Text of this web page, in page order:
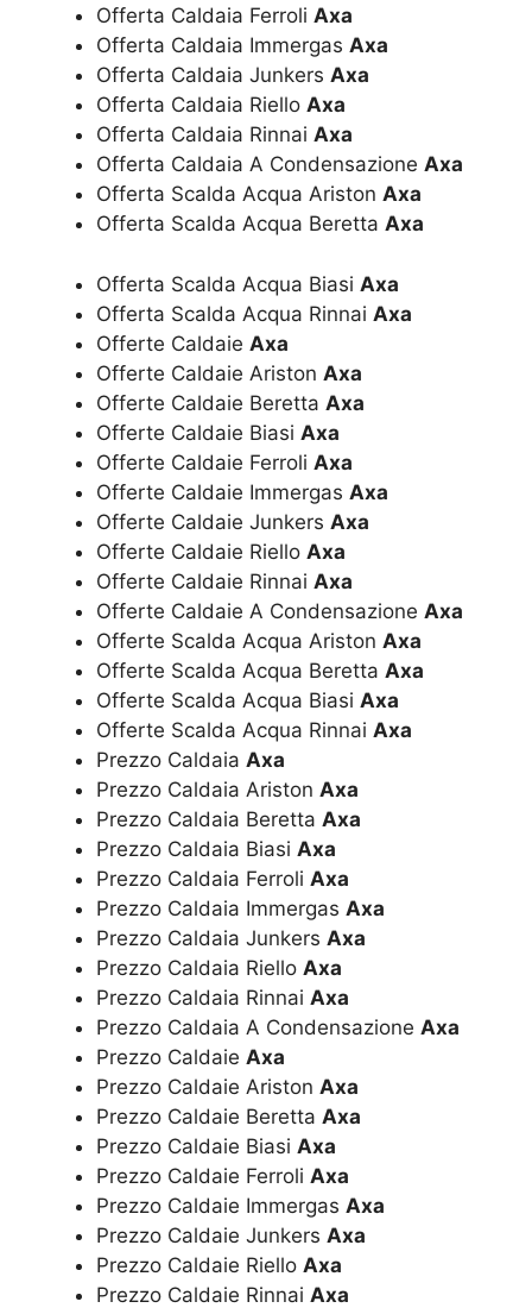
Offerta Caldaia Ferroli Axa
Offerta Caldaia Immergas Axa
Offerta Caldaia Junkers Axa
Offerta Caldaia Riello Axa
Offerta Caldaia Rinnai Axa
Offerta Caldaia A Condensazione Axa
Offerta Scalda Acqua Ariston Axa
Offerta Scalda Acqua Beretta Axa
Offerta Scalda Acqua Biasi Axa
Offerta Scalda Acqua Rinnai Axa
Offerte Caldaie Axa
Offerte Caldaie Ariston Axa
Offerte Caldaie Beretta Axa
Offerte Caldaie Biasi Axa
Offerte Caldaie Ferroli Axa
Offerte Caldaie Immergas Axa
Offerte Caldaie Junkers Axa
Offerte Caldaie Riello Axa
Offerte Caldaie Rinnai Axa
Offerte Caldaie A Condensazione Axa
Offerte Scalda Acqua Ariston Axa
Offerte Scalda Acqua Beretta Axa
Offerte Scalda Acqua Biasi Axa
Offerte Scalda Acqua Rinnai Axa
Prezzo Caldaia Axa
Prezzo Caldaia Ariston Axa
Prezzo Caldaia Beretta Axa
Prezzo Caldaia Biasi Axa
Prezzo Caldaia Ferroli Axa
Prezzo Caldaia Immergas Axa
Prezzo Caldaia Junkers Axa
Prezzo Caldaia Riello Axa
Prezzo Caldaia Rinnai Axa
Prezzo Caldaia A Condensazione Axa
Prezzo Caldaie Axa
Prezzo Caldaie Ariston Axa
Prezzo Caldaie Beretta Axa
Prezzo Caldaie Biasi Axa
Prezzo Caldaie Ferroli Axa
Prezzo Caldaie Immergas Axa
Prezzo Caldaie Junkers Axa
Prezzo Caldaie Riello Axa
Prezzo Caldaie Rinnai Axa